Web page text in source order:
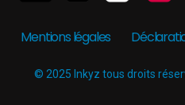
Mentions légales
© 2025 Inkyz tous droits